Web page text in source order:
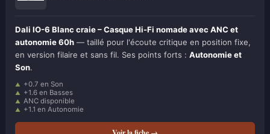
Dali IO-6 Blanc craie – Casque Hi-Fi nomade avec ANC et
autonomie 60h — taillé pour l'écoute critique en position fixe,
en version filaire et sans fil. Ses points forts : Autonomie et
Son.
+0.7 en Son
+1.6 en Basses
ANC disponible
+1.1 en Autonomie